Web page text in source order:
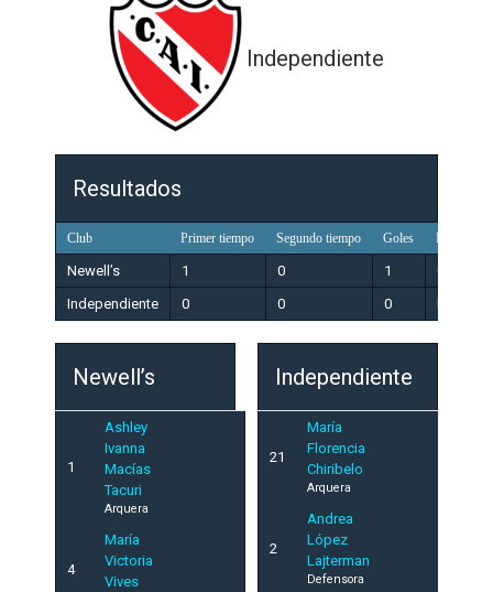
Independiente
Resultados
Club Primer tiempo Segundo tiempo Goles Resultado
Newell’s 1 0 1
Ganador
Independiente
0 0 0
Newell’s
1
Ashley
Ivanna
Macías
Tacuri
Arquera
4
María
Victoria
Vives
Independiente
21
María
Florencia
Chiribelo
Arquera
2
Andrea
López
Lajterman
Defensora